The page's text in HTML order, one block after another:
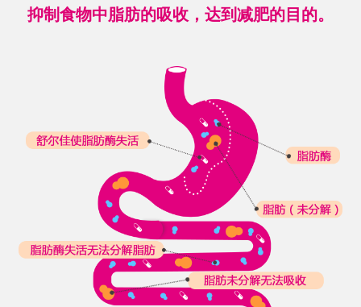
抑制食物中脂肪的吸收，达到减肥的目的。